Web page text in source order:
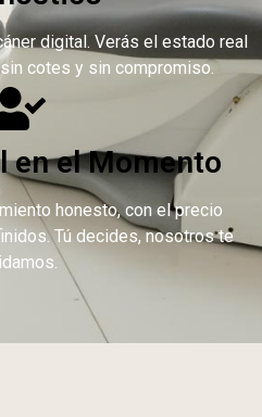
digital. Verás el estado real
cotes y sin compromiso.
en el Momento
honesto, con el precio
Tú decides, nosotros te